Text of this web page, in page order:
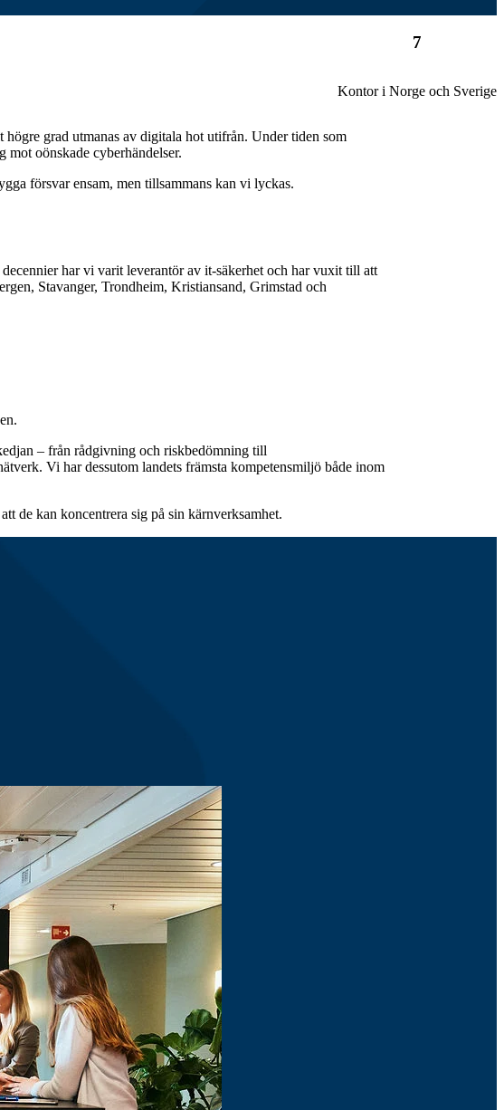
7
Kontor i Norge och Sverige
grad utmanas av digitala hot utifrån. Under tiden som
mot oönskade cyberhändelser.
försvar ensam, men tillsammans kan vi lyckas.
har vi varit leverantör av it-säkerhet och har vuxit till att
Stavanger, Trondheim, Kristiansand, Grimstad och
– från rådgivning och riskbedömning till
Vi har dessutom landets främsta kompetensmiljö både inom
de kan koncentrera sig på sin kärnverksamhet.